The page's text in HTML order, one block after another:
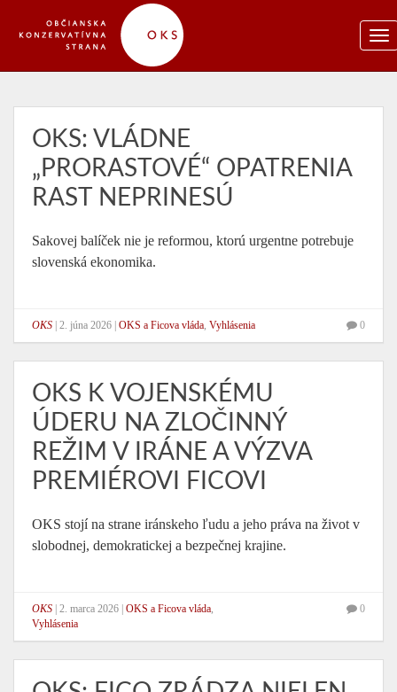
OKS: VLÁDNE
„PRORASTOVÉ“ OPATRENIA
RAST NEPRINESÚ
Sakovej balíček nie je reformou, ktorú urgentne potrebuje
slovenská ekonomika.
OKS 2. júna 2026 OKS a Ficova vláda, Vyhlásenia 0
OKS K VOJENSKÉMU
ÚDERU NA ZLOČINNÝ
REŽIM V IRÁNE A VÝZVA
PREMIÉROVI FICOVI
OKS stojí na strane iránskeho ľudu a jeho práva na život v
slobodnej, demokratickej a bezpečnej krajine.
OKS 2. marca 2026 OKS a Ficova vláda,
Vyhlásenia
0